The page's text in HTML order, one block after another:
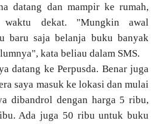
datang dan mampir ke rumah,
dekat. "Mungkin awal
baru saja belanja buku banyak
kata beliau dalam SMS.
datang ke Perpusda. Benar juga
saya masuk ke lokasi dan mulai
dibandrol dengan harga 5 ribu,
Ada juga 50 ribu untuk buku